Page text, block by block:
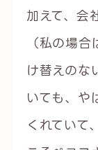
加えて、会
（私の場
け替えのな
いても、や
くれていて